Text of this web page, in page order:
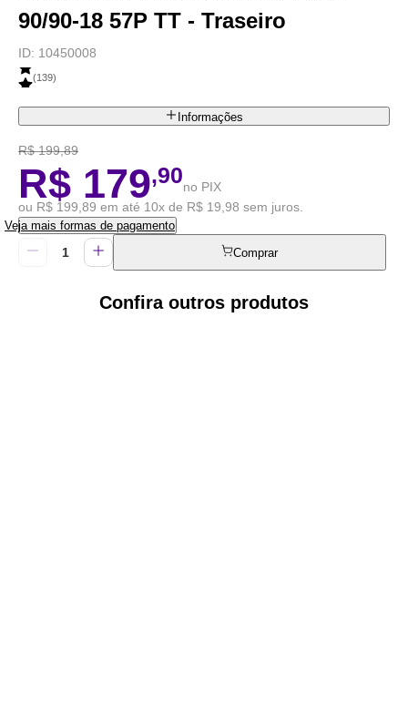
90/90-18 57P TT - Traseiro
ID: 10450008
(139)
Informações
R$ 199,89
R$ 179,90no PIX
ou R$ 199,89 em até 10x de R$ 19,98 sem juros.
Veja mais formas de pagamento
Comprar
Confira outros produtos